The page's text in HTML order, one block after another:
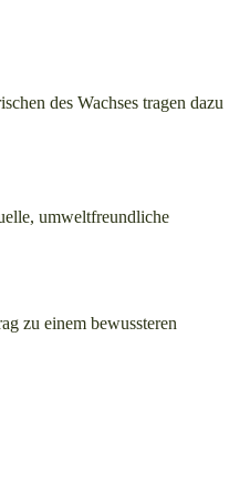
des Wachses tragen dazu
umweltfreundliche
zu einem bewussteren